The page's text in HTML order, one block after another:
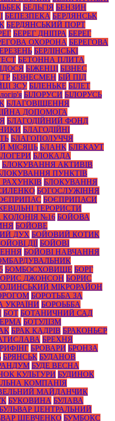
БЕЛЬГІЯ БЕНЗИН
БЕПЕЗПЕКА БЕРДЯНСЬК
БЕРДЯНСЬКИЙ ПОРТ
БЕРЕГ ДНІПРА БЕРЕГ
ОХОРОНА БЕРЕГОВА
БЕРЛІНСЬКІ
БЕТОННА ПЛИТА
БІЖЕНЦІ БІЗНЕС
БІЗНЕСМЕН БІЙ ПІД
ЗСУ БІЛЕНЬКЕ БІЛЕТ
БІЛОРУСИ БІЛОРУСЬ
БЛАГОВІЩЕННЯ
ДОПОМОГА
БЛАГОДІЙНИЙ ФОНД
БЛАГОДІЙНІ
БЛАГОПОЛУЧЧЯ
МІСЯЦЬ БЛАНК БЛЕКАУТ
БЛОКАДА
БЛОКУВАННЯ АКТИВІВ
ПУНКТІВ
БЛОКУВАННЯ
БОГОСЛУЖІННЯ
БОЄПРИПАСИ
ТЕРОРИСТИ
№16 БОЙОВА
БОЙОВЕ
ДУХ БОЙОВИЙ КОТИК
ДІЇ БОЙОВІ
БОЙОВІ НАВЧАННЯ
БОМБОСХОВИЩЕ БОРГ
ДЖОНСОН БОРИС
МІКРОРАЙОН
БОРОТЬБА ЗА
УКРАЇНИ БОРОЬББА
БОТ БОТАНИЧНИЙ САД
БОТУЛІЗМ
БРАК КАДРІВ БРАКОНЬЄР
БРЕХНЯ
БРОВАРИ БРОНЗА
БРЯНСЬК БУДАНОВ
БУДЕ ВЕСНА
КУЛЬТУРИ БУДИНОК
КОМПАНІЯ
МАЙДАНЧИК
БУКОВИНА БУЛАВА
ЦЕНТРАЛЬНИЙ
ШЕВЧЕНКО БУМБОКС